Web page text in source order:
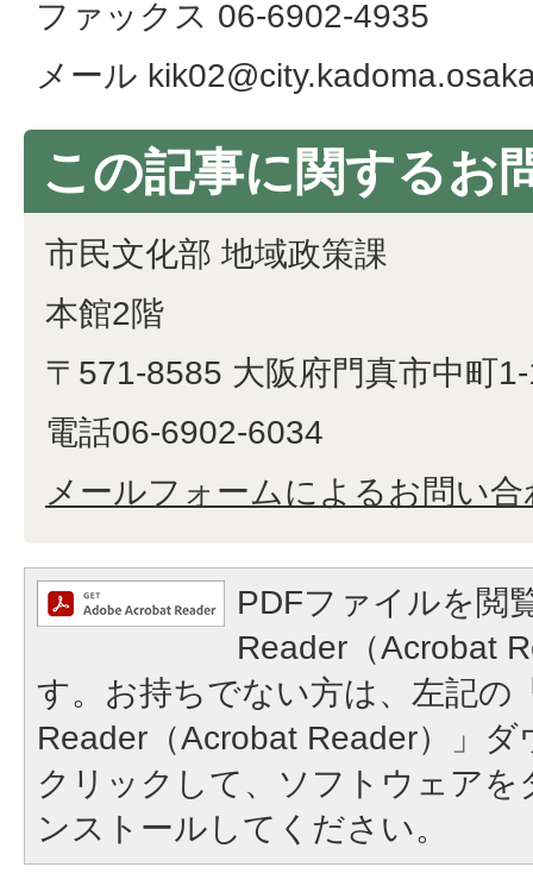
ファックス 06-6902-4935
メール
この記事に関するお
市民文化部 地域政策課
本館2階
〒571-8585 大阪府門真市中町
電話06-6902-6034
メールフォームによるお問い合
PDFファイルを閲
Reader（Acrobat
す。お持ちでない方は、左記の
Reader（Acrobat Reader）」
クリックして、ソフトウェア
ンストールしてください。